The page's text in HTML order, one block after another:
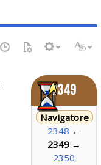
2349
Navigatore
2348 ←
2349→
2350